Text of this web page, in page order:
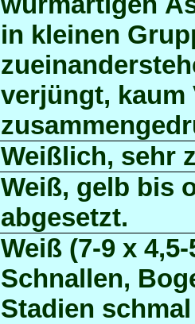
in kleinen
verjüngt, kaum
Weißlich, sehr
Weiß, gelb bis
abgesetzt.
Weiß (7-9 x
Schnallen,
Stadien